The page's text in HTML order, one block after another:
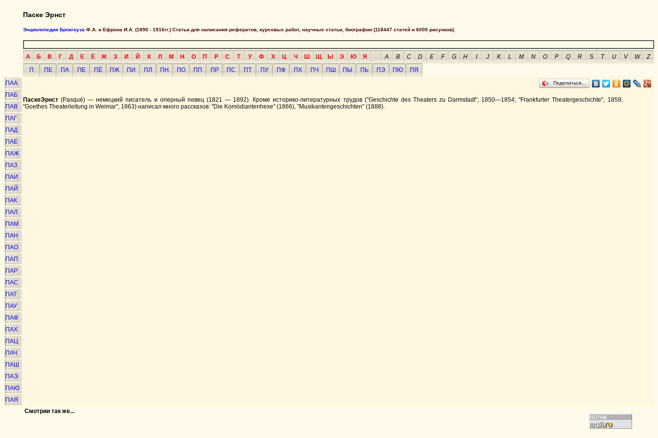
Паске Эрнст
Энциклопедия Брокгауза Ф.А. и Ефрона И.А. (1890 - 1916гг.) Статьи для написания рефератов, курсовых работ, научные статьи, биографии (118447 статей и 6000 рисунков).
А Б В Г Д Е Ё Ж З И Й К Л М Н О П Р С Т У Ф Х Ц Ч Ш Щ Ы Э Ю Я A B C D E F G H I J K L M N O P Q R S T U V W
Z
П
ПЕ ПА ПЕ ПЁ ПЖ ПИ ПЛ ПН ПО ПП ПР ПС ПТ ПУ ПФ ПХ ПЧ ПШ ПЫ ПЬ ПЭ ПЮ
ПЯ
ПАА
ПАБ
ПАВ
ПАГ
ПАД
ПАЕ
ПАЖ
ПАЗ
ПАИ
ПАЙ
ПАК
ПАЛ
ПАМ
ПАН
ПАО
ПАП
ПАР
ПАС
ПАТ
ПАУ
ПАФ
ПАХ
ПАЦ
ПАЧ
ПАШ
ПАЭ
ПАЮ
ПАЯ
Поделиться…
ПаскеЭрнст (Pasqué) — немецкий писатель и оперный певец (1821 — 1892). Кроме историко-литературных трудов ("Geschichte des Theaters zu Darmstadt", 1850—1854; "Frankfurter Theatergeschichte", 1859;
"Goethes Theaterleitung in Weimar", 1863) написал много рассказов: "Die Komödiantenhexe" (1866), "Musikantengeschichten" (1888).
Смотрии так же...